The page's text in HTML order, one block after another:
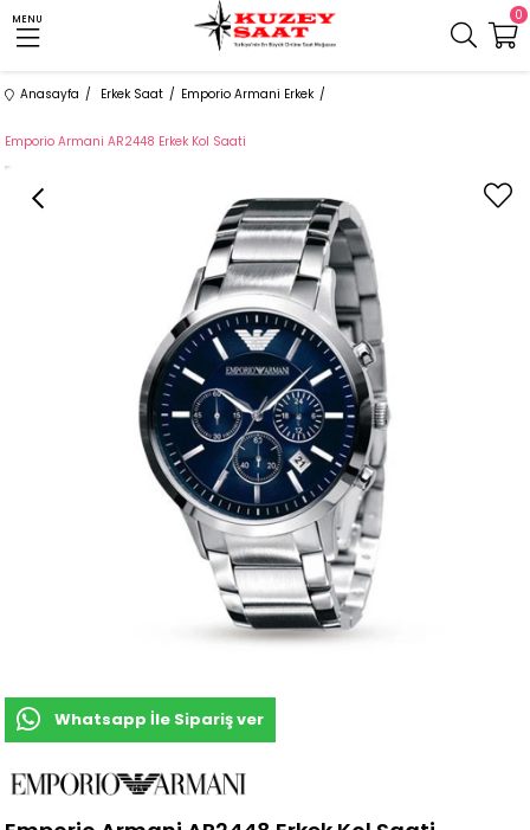
MENU 0
Anasayfa Erkek Saat Emporio Armani Erkek
Emporio Armani AR2448 Erkek Kol Saati
Whatsapp İle Sipariş ver